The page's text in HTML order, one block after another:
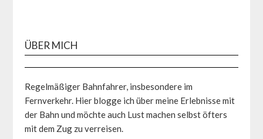
ÜBER MICH
Regelmäßiger Bahnfahrer, insbesondere im
Fernverkehr. Hier blogge ich über meine Erlebnisse mit
der Bahn und möchte auch Lust machen selbst öfters
mit dem Zug zu verreisen.